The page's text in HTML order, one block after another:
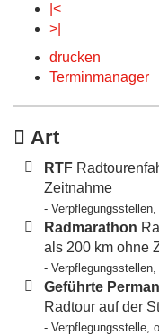
|<
>|
drucken
Terminmanager
Art
RTF
Zeitnahme
-
Radmarathon
als 200 km ohne
-
Geführte
Radtour auf der
- Verpflegungsstelle,